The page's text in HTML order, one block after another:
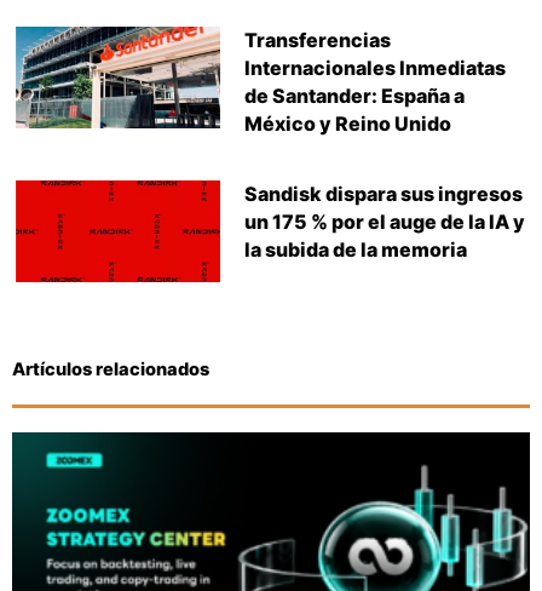
Transferencias
Internacionales Inmediatas
de Santander: España a
México y Reino Unido
Sandisk dispara sus ingresos
un 175 % por el auge de la IA y
la subida de la memoria
Artículos relacionados